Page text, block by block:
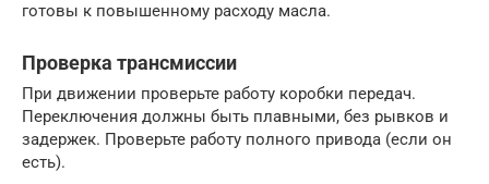
готовы к повышенному расходу масла.
Проверка трансмиссии
При движении проверьте работу коробки передач.
Переключения должны быть плавными, без рывков и
задержек. Проверьте работу полного привода (если он
есть).